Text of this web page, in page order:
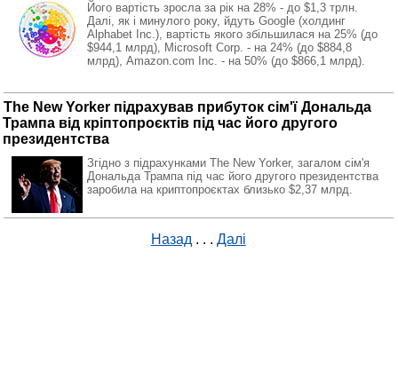
Його вартість зросла за рік на 28% - до $1,3 трлн.
Далі, як і минулого року, йдуть Google (холдинг
Alphabet Inc.), вартість якого збільшилася на 25% (до
$944,1 млрд), Microsoft Corp. - на 24% (до $884,8
млрд), Amazon.com Inc. - на 50% (до $866,1 млрд).
The New Yorker підрахував прибуток сім'ї Дональда
Трампа від кріптопроєктів під час його другого
президентства
Згідно з підрахунками The New Yorker, загалом сім'я
Дональда Трампа під час його другого президентства
заробила на криптопроєктах близько $2,37 млрд.
Назад . . . Далі